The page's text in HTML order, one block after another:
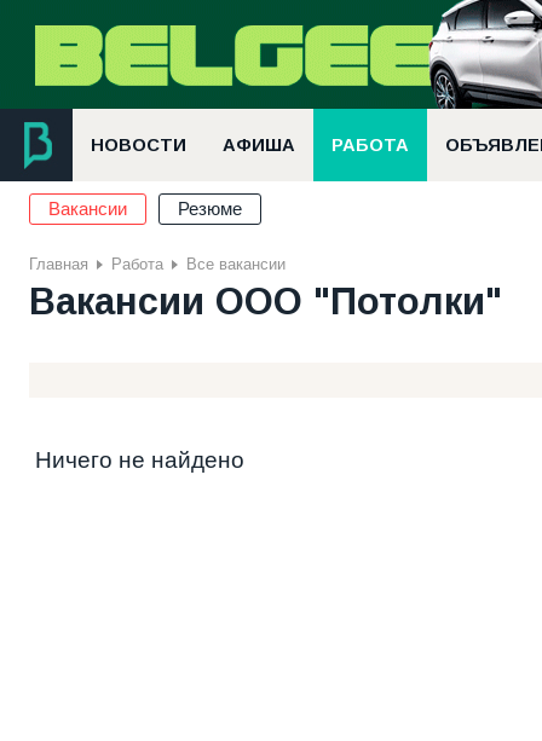
НОВОСТИ АФИША РАБОТА
Вакансии Резюме
Главная Работа Все вакансии
Вакансии ООО "Потолки"
Ничего не найдено